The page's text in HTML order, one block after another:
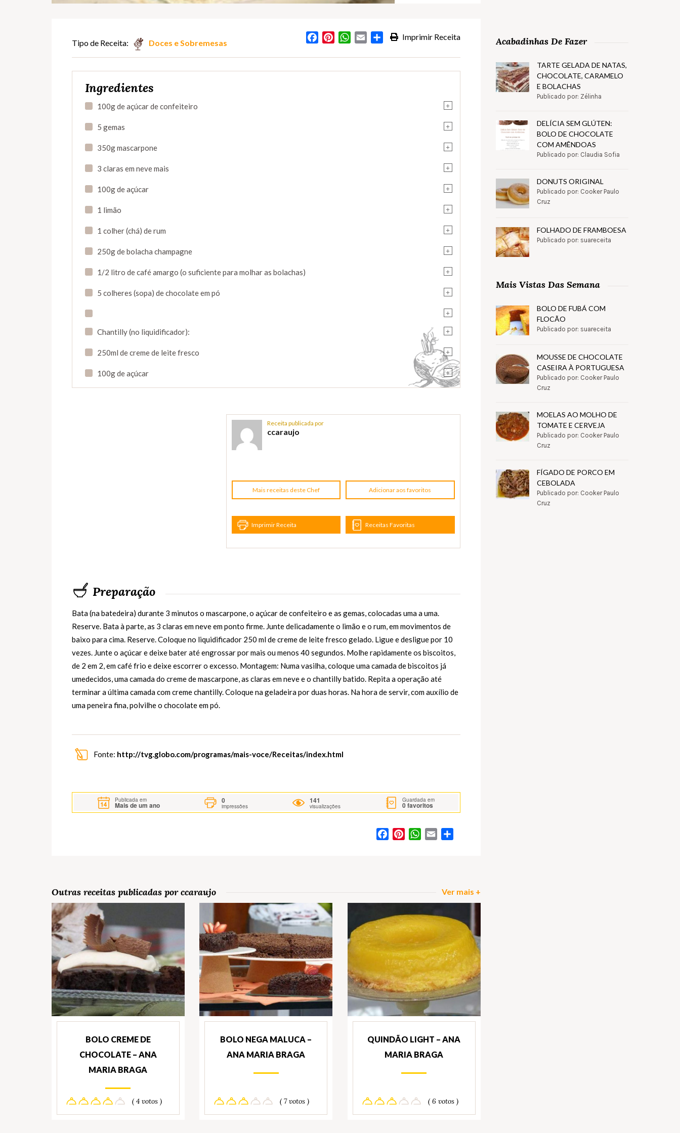
Imprimir Receita
FacebookPinterestWhatsApp
Email Partilhar
Tipo de Receita: Doces e Sobremesas
Ingredientes
+
100g de açúcar de confeiteiro
+
5 gemas
+
350g mascarpone
+
3 claras em neve mais
+
100g de açúcar
+
1 limão
+
1 colher (chá) de rum
+
250g de bolacha champagne
+
1/2 litro de café amargo (o suficiente para molhar as bolachas)
+
5 colheres (sopa) de chocolate em pó
+
+
Chantilly (no liquidificador):
+
250ml de creme de leite fresco
+
100g de açúcar
Receita publicada por
ccaraujo
Mais receitas deste Chef Adicionar aos favoritos
Imprimir Receita Receitas Favoritas
Preparação
Bata (na batedeira) durante 3 minutos o mascarpone, o açúcar de confeiteiro e as gemas, colocadas uma a uma.
Reserve. Bata à parte, as 3 claras em neve em ponto firme. Junte delicadamente o limão e o rum, em movimentos de
baixo para cima. Reserve. Coloque no liquidificador 250 ml de creme de leite fresco gelado. Ligue e desligue por 10
vezes. Junte o açúcar e deixe bater até engrossar por mais ou menos 40 segundos. Molhe rapidamente os biscoitos,
de 2 em 2, em café frio e deixe escorrer o excesso. Montagem: Numa vasilha, coloque uma camada de biscoitos já
umedecidos, uma camada do creme de mascarpone, as claras em neve e o chantilly batido. Repita a operação até
terminar a última camada com creme chantilly. Coloque na geladeira por duas horas. Na hora de servir, com auxílio de
uma peneira fina, polvilhe o chocolate em pó.
Fonte: http://tvg.globo.com/programas/mais-voce/Receitas/index.html
Publicada em
Mais de um ano
0
impressões
141
visualizações
Guardada em
0favoritos
FacebookPinterestWhatsApp
Email
Outras receitas publicadas por ccaraujo Ver mais +
BOLO CREME DE
CHOCOLATE – ANA
MARIA BRAGA
( 4 votos )
BOLO NEGA MALUCA –
ANA MARIA BRAGA
( 7 votos )
QUINDÃO LIGHT – ANA
MARIA BRAGA
( 6 votos )
Acabadinhas De Fazer
TARTE GELADA DE NATAS,
CHOCOLATE, CARAMELO
E BOLACHAS
Publicado por: Zélinha
DELÍCIA SEM GLÚTEN:
BOLO DE CHOCOLATE
COM AMÊNDOAS
Publicado por: Claudia Sofia
DONUTS ORIGINAL
Publicado por: Cooker Paulo
Cruz
FOLHADO DE FRAMBOESA
Publicado por: suareceita
Mais Vistas Das Semana
BOLO DE FUBÁ COM
FLOCÃO
Publicado por: suareceita
MOUSSE DE CHOCOLATE
CASEIRA À PORTUGUESA
Publicado por: Cooker Paulo
Cruz
MOELAS AO MOLHO DE
TOMATE E CERVEJA
Publicado por: Cooker Paulo
Cruz
FÍGADO DE PORCO EM
CEBOLADA
Publicado por: Cooker Paulo
Cruz